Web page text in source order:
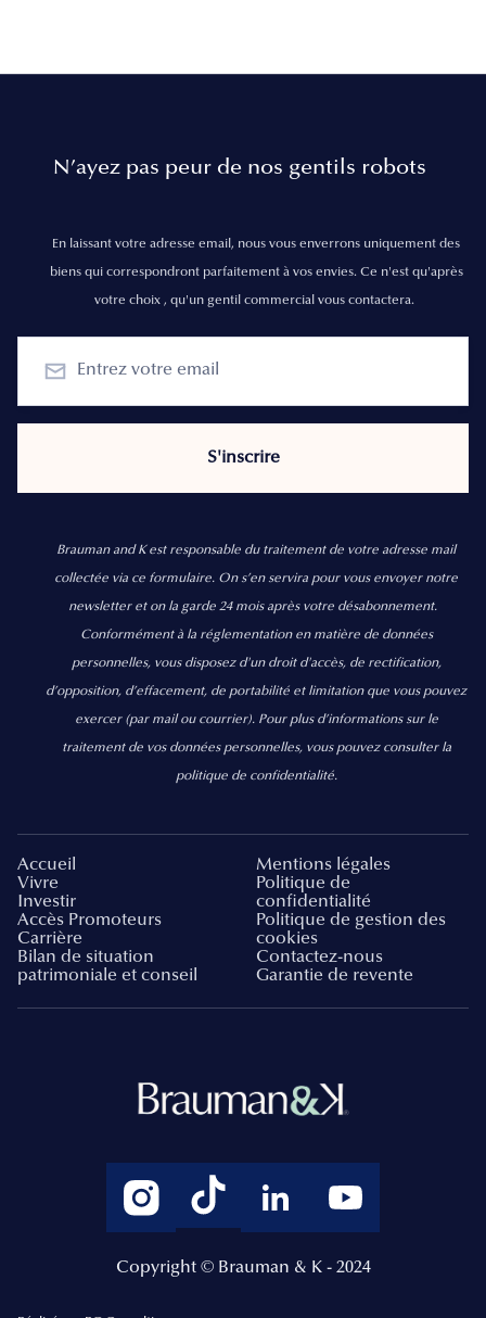
N’ayez pas peur de nos gentils robots
En laissant votre adresse email, nous vous enverrons uniquement des
biens qui correspondront parfaitement à vos envies. Ce n'est qu'après
votre choix , qu'un gentil commercial vous contactera.
Brauman and K est responsable du traitement de votre adresse mail
collectée via ce formulaire. On s’en servira pour vous envoyer notre
newsletter et on la garde 24 mois après votre désabonnement.
Conformément à la réglementation en matière de données
personnelles, vous disposez d'un droit d'accès, de rectification,
d’opposition, d’effacement, de portabilité et limitation que vous pouvez
exercer (par mail ou courrier). Pour plus d’informations sur le
traitement de vos données personnelles, vous pouvez consulter la
politique de confidentialité.
Accueil
Vivre
Investir
Accès Promoteurs
Carrière
Bilan de situation
patrimoniale et conseil
Mentions légales
Politique de
confidentialité
Politique de gestion des
cookies
Contactez-nous
Garantie de revente
Copyright © Brauman & K - 2024